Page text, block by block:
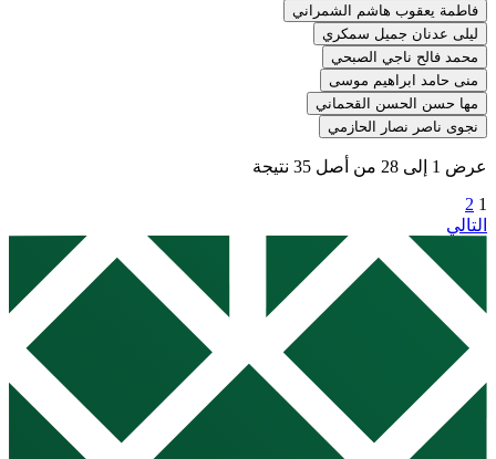
فاطمة يعقوب هاشم الشمراني
ليلى عدنان جميل سمكري
محمد فالح ناجي الصبحي
منى حامد ابراهيم موسى
مها حسن الحسن القحماني
نجوى ناصر نصار الحازمي
عرض 1 إلى 28 من أصل 35 نتيجة
1
2
التالي